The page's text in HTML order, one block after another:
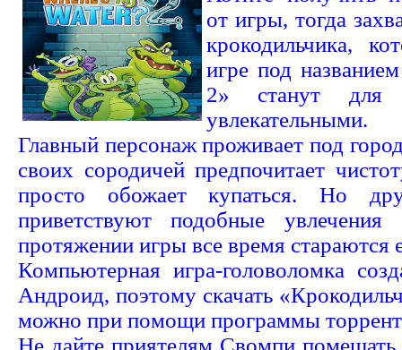
от игры, тогда
крокодильчика,
игре под
2» станут для
увлекательными.
Главный персонаж проживает под
своих сородичей предпочитает
просто обожает купаться. Но
приветствуют подобные
протяжении игры все время стараются
Компьютерная игра-головоломка
Андроид, поэтому скачать
можно при помощи программы торрент
Не дайте приятелям Свомпи